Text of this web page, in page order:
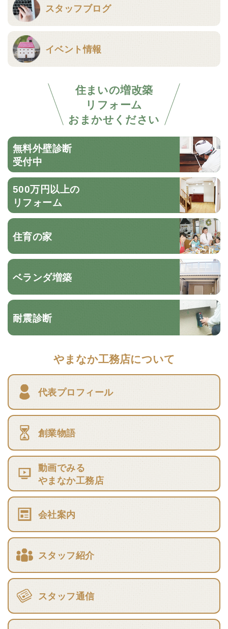
スタッフブログ
イベント情報
住まいの増改築
リフォーム
おまかせください
無料外壁診断
受付中
500万円以上の
リフォーム
住育の家
ベランダ増築
耐震診断
やまなか工務店について
代表プロフィール
創業物語
動画でみる
やまなか工務店
会社案内
スタッフ紹介
スタッフ通信